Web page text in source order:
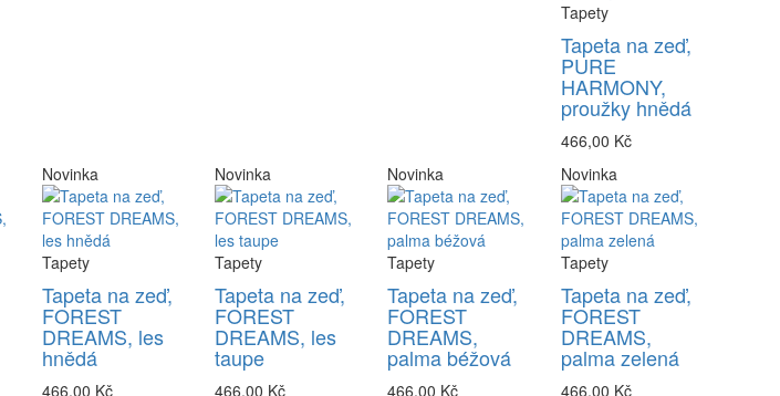
Tapety
Tapeta na zeď,
PURE
HARMONY,
proužky hnědá
466,00 Kč
Novinka
Tapety
Tapeta na zeď,
FOREST
DREAMS, les
hnědá
466,00 Kč
Novinka
Tapety
Tapeta na zeď,
FOREST
DREAMS, les
taupe
466,00 Kč
Novinka
Tapety
Tapeta na zeď,
FOREST
DREAMS,
palma béžová
466,00 Kč
Novinka
Tapety
Tapeta na zeď,
FOREST
DREAMS,
palma zelená
466,00 Kč